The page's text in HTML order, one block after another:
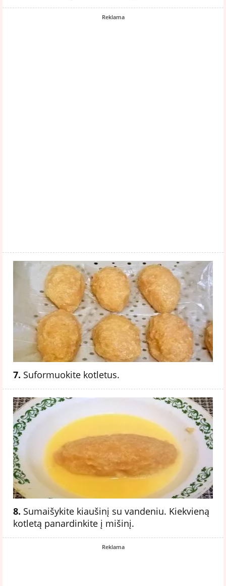
Reklama
7. Suformuokite kotletus.
8. Sumaišykite kiaušinį su vandeniu. Kiekvieną
kotletą panardinkite į mišinį.
Reklama